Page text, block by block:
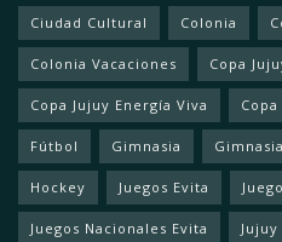
Ciudad Cultural Colonia
Colonia Vacaciones Copa
Copa Jujuy Energía Viva
Fútbol Gimnasia
Hockey Juegos Evita
Juegos Nacionales Evita Jujuy